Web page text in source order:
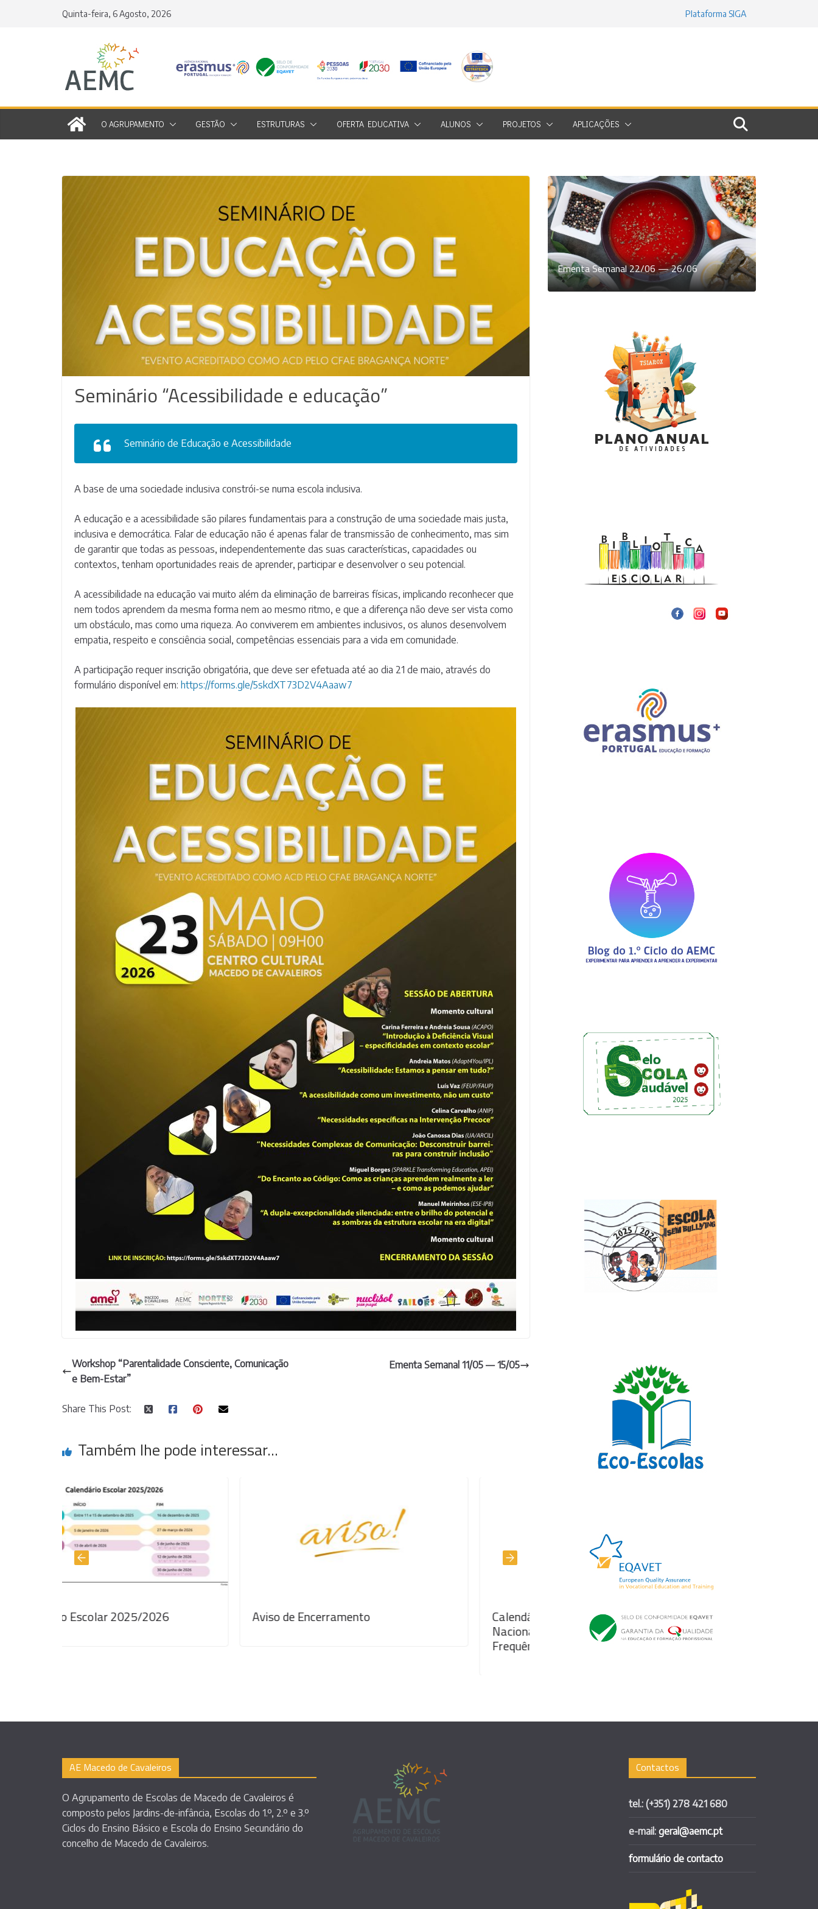
Quinta-feira, 6 Agosto, 2026 Plataforma SIGA
O AGRUPAMENTO GESTÃO ESTRUTURAS OFERTA EDUCATIVA ALUNOS PROJETOS APLICAÇÕES
Seminário “Acessibilidade e educação”
Seminário de Educação e Acessibilidade
A base de uma sociedade inclusiva constrói-se numa escola inclusiva.
A educação e a acessibilidade são pilares fundamentais para a construção de uma sociedade mais justa,
inclusiva e democrática. Falar de educação não é apenas falar de transmissão de conhecimento, mas sim
de garantir que todas as pessoas, independentemente das suas características, capacidades ou
contextos, tenham oportunidades reais de aprender, participar e desenvolver o seu potencial.
A acessibilidade na educação vai muito além da eliminação de barreiras físicas, implicando reconhecer que
nem todos aprendem da mesma forma nem ao mesmo ritmo, e que a diferença não deve ser vista como
um obstáculo, mas como uma riqueza. Ao conviverem em ambientes inclusivos, os alunos desenvolvem
empatia, respeito e consciência social, competências essenciais para a vida em comunidade.
A participação requer inscrição obrigatória, que deve ser efetuada até ao dia 21 de maio, através do
formulário disponível em: https://forms.gle/5skdXT73D2V4Aaaw7
Workshop “Parentalidade Consciente, Comunicação
e Bem-Estar”
Ementa Semanal 11/05 — 15/05
Share This Post:
Também lhe pode interessar...
Aviso de Encerramento Calendário Provas Finais /Exames
Nacionais /Exames Equivalência à
Calendário Escolar 2025/2026
Ementa Semanal 22/06 — 26/06
AE Macedo de Cavaleiros
O Agrupamento de Escolas de Macedo de Cavaleiros é
composto pelos Jardins-de-infância, Escolas do 1.º, 2.º e 3.º
Ciclos do Ensino Básico e Escola do Ensino Secundário do
concelho de Macedo de Cavaleiros.
Contactos
tel.: (+351) 278 421 680
e-mail:geral@aemc.pt
formulário de contacto